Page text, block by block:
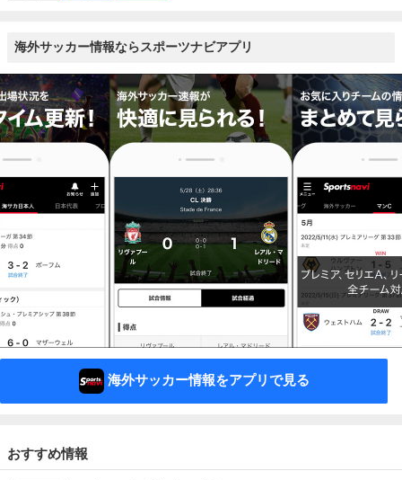
海外サッカー情報ならスポーツナビアプリ
海外サッカー情報をアプリで見る
おすすめ情報